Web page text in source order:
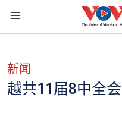
新闻
越共11届8中全